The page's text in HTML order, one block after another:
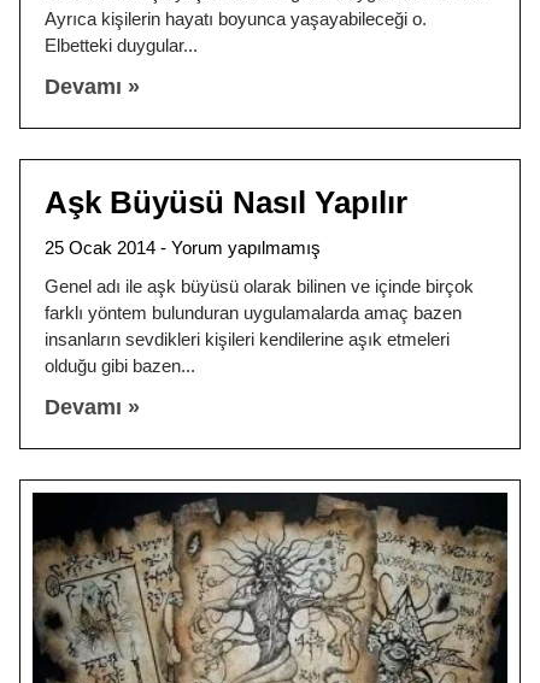
Ayrıca kişilerin hayatı boyunca yaşayabileceği o.
Elbetteki duygular
Devamı »
Aşk Büyüsü Nasıl Yapılır
25 Ocak 2014
Yorum yapılmamış
Genel adı ile aşk büyüsü olarak bilinen ve içinde birçok
farklı yöntem bulunduran uygulamalarda amaç bazen
insanların sevdikleri kişileri kendilerine aşık etmeleri
olduğu gibi bazen
Devamı »